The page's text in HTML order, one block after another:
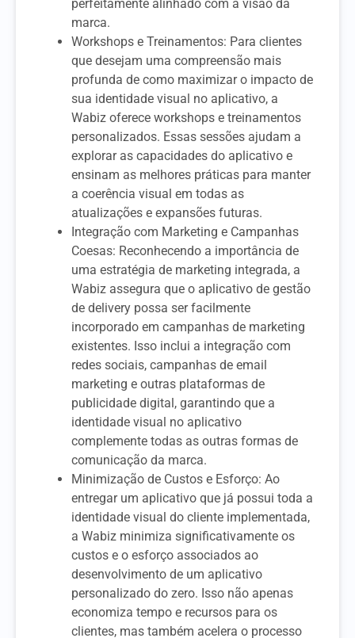
perfeitamente alinhado com a visão da
marca.
Workshops e Treinamentos: Para clientes
que desejam uma compreensão mais
profunda de como maximizar o impacto de
sua identidade visual no aplicativo, a
Wabiz oferece workshops e treinamentos
personalizados. Essas sessões ajudam a
explorar as capacidades do aplicativo e
ensinam as melhores práticas para manter
a coerência visual em todas as
atualizações e expansões futuras.
Integração com Marketing e Campanhas
Coesas: Reconhecendo a importância de
uma estratégia de marketing integrada, a
Wabiz assegura que o aplicativo de gestão
de delivery possa ser facilmente
incorporado em campanhas de marketing
existentes. Isso inclui a integração com
redes sociais, campanhas de email
marketing e outras plataformas de
publicidade digital, garantindo que a
identidade visual no aplicativo
complemente todas as outras formas de
comunicação da marca.
Minimização de Custos e Esforço: Ao
entregar um aplicativo que já possui toda a
identidade visual do cliente implementada,
a Wabiz minimiza significativamente os
custos e o esforço associados ao
desenvolvimento de um aplicativo
personalizado do zero. Isso não apenas
economiza tempo e recursos para os
clientes, mas também acelera o processo